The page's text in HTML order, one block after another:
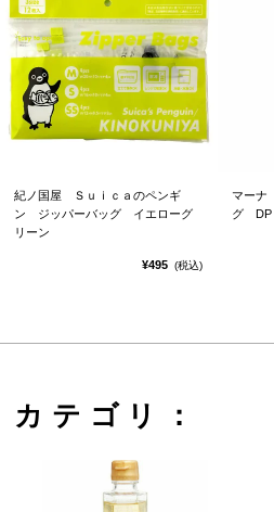
紀ノ国屋 Ｓｕｉｃａのペンギ
ン ジッパーバッグ イエローグ
リーン
¥495 (税込)
マーナ
グ DP
カテゴリ：